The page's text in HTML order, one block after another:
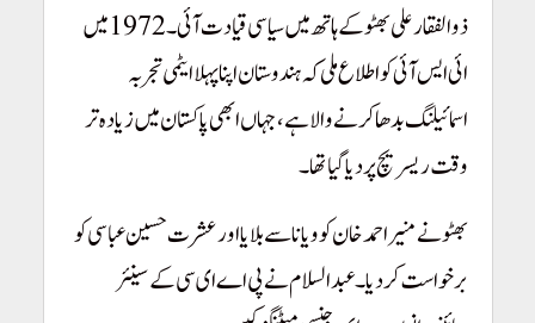
ذوالفقار علی بھٹو کے ہاتھ میں سیاسی قیادت آئی۔ 1972 میں
ائی ایس آئی کو اطلاع ملی کہ ہندوستان اپنا پہلا ایٹمی تجربہ
اسمائیلنگ بدھا کرنے والا ہے، جہاں ابھی پاکستان میں زیادہ تر
وقت ریسریچ پر دیا گیا تھا۔
بھٹو نے منیر احمد خان کو ویانا سے بلایا اور عشرت حسین عباسی کو
برخواست کر دیا۔ عبدالسلام نے پی اے ای سی کے سینئر